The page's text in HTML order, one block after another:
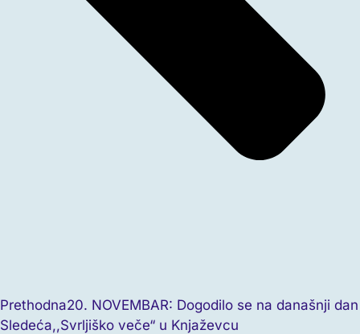
Prethodna20. NOVEMBAR: Dogodilo se na današnji dan
Sledeća,,Svrljiško veče“ u Knjaževcu